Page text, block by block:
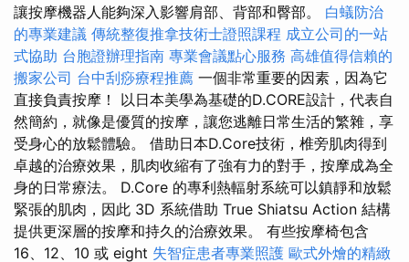
讓按摩機器人能夠深入影響肩部、背部和臀部。 白蟻防治
的專業建議 傳統整復推拿技術士證照課程 成立公司的一站
式協助 台胞證辦理指南 專業會議點心服務 高雄值得信賴的
搬家公司 台中刮痧療程推薦 一個非常重要的因素，因為它
直接負責按摩！ 以日本美學為基礎的D.CORE設計，代表自
然簡約，就像是優質的按摩，讓您逃離日常生活的繁雜，享
受身心的放鬆體驗。 借助日本D.Core技術，椎旁肌肉得到
卓越的治療效果，肌肉收縮有了強有力的對手，按摩成為全
身的日常療法。 D.Core 的專利熱輻射系統可以鎮靜和放鬆
緊張的肌肉，因此 3D 系統借助 True Shiatsu Action 結構
提供更深層的按摩和持久的治療效果。 有些按摩椅包含
16、12、10 或 eight 失智症患者專業照護 歐式外燴的精緻